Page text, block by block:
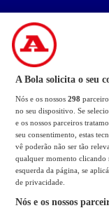
A Bola solicita o seu
Nós e os nossos 298
no seu dispositivo. Se
e os nossos parceiros
seu consentimento, estas
vê poderão não ser tão
qualquer momento clicando
esquerda da página, se
de privacidade.
Nós e os nossos